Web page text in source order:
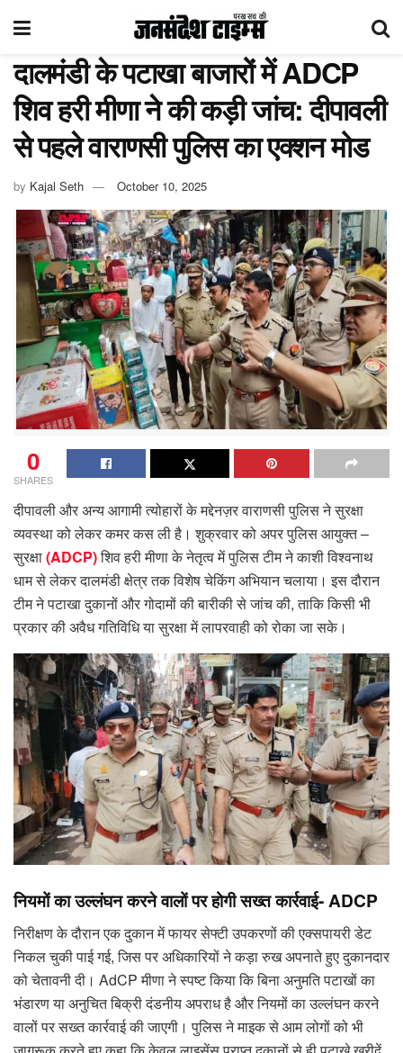
दालमंडी के पटाखा बाजारों में ADCP
शिव हरी मीणा ने की कड़ी जांच: दीपावली
से पहले वाराणसी पुलिस का एक्शन मोड
by Kajal Seth October 10, 2025
0
SHARES
दीपावली और अन्य आगामी त्योहारों के मद्देनज़र वाराणसी पुलिस ने सुरक्षा
व्यवस्था को लेकर कमर कस ली है। शुक्रवार को अपर पुलिस आयुक्त –
सुरक्षा(ADCP)शिव हरी मीणा के नेतृत्व में पुलिस टीम ने काशी विश्वनाथ
धाम से लेकर दालमंडी क्षेत्र तक विशेष चेकिंग अभियान चलाया। इस दौरान
टीम ने पटाखा दुकानों और गोदामों की बारीकी से जांच की, ताकि किसी भी
प्रकार की अवैध गतिविधि या सुरक्षा में लापरवाही को रोका जा सके।
नियमों का उल्लंघन करने वालों पर होगी सख्त कार्रवाई- ADCP
निरीक्षण के दौरान एक दुकान में फायर सेफ्टी उपकरणों की एक्सपायरी डेट
निकल चुकी पाई गई, जिस पर अधिकारियों ने कड़ा रुख अपनाते हुए दुकानदार
को चेतावनी दी। AdCP मीणा ने स्पष्ट किया कि बिना अनुमति पटाखों का
भंडारण या अनुचित बिक्री दंडनीय अपराध है और नियमों का उल्लंघन करने
वालों पर सख्त कार्रवाई की जाएगी। पुलिस ने माइक से आम लोगों को भी